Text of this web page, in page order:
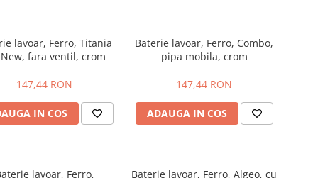
lavoar, Ferro, Titania
fara ventil, crom
147,44 RON
IN COS
Baterie lavoar, Ferro, Combo,
pipa mobila, crom
147,44 RON
ADAUGA IN COS
lavoar, Ferro,
Baterie lavoar, Ferro, Algeo, cu